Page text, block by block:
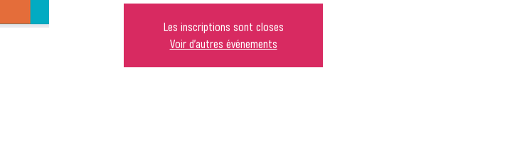
Les inscriptions sont closes
Voir d'autres événements